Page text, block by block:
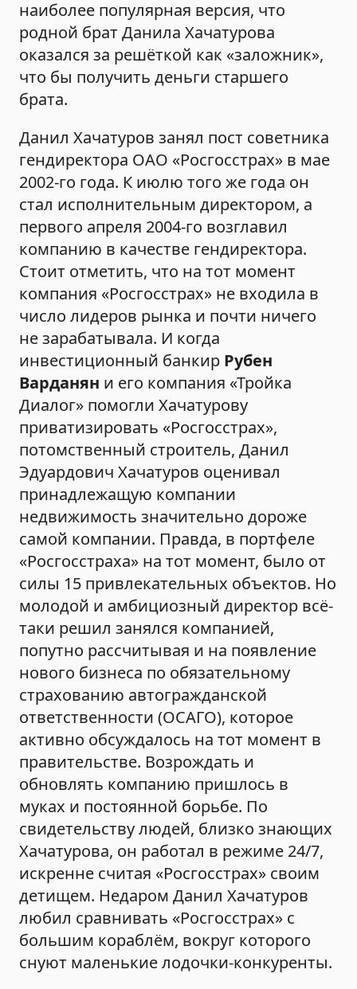
наиболее популярная версия, что
родной брат Данила Хачатурова
оказался за решёткой как «заложник»,
что бы получить деньги старшего
брата.
Данил Хачатуров занял пост советника
гендиректора ОАО «Росгосстрах» в мае
2002-го года. К июлю того же года он
стал исполнительным директором, а
первого апреля 2004-го возглавил
компанию в качестве гендиректора.
Стоит отметить, что на тот момент
компания «Росгосстрах» не входила в
число лидеров рынка и почти ничего
не зарабатывала. И когда
инвестиционный банкир Рубен
Варданян и его компания «Тройка
Диалог» помогли Хачатурову
приватизировать «Росгосстрах»,
потомственный строитель, Данил
Эдуардович Хачатуров оценивал
принадлежащую компании
недвижимость значительно дороже
самой компании. Правда, в портфеле
«Росгосстраха» на тот момент, было от
силы 15 привлекательных объектов. Но
молодой и амбициозный директор всё-
таки решил занялся компанией,
попутно рассчитывая и на появление
нового бизнеса по обязательному
страхованию автогражданской
ответственности (ОСАГО), которое
активно обсуждалось на тот момент в
правительстве. Возрождать и
обновлять компанию пришлось в
муках и постоянной борьбе. По
свидетельству людей, близко знающих
Хачатурова, он работал в режиме 24/7,
искренне считая «Росгосстрах» своим
детищем. Недаром Данил Хачатуров
любил сравнивать «Росгосстрах» с
большим кораблём, вокруг которого
снуют маленькие лодочки-конкуренты.